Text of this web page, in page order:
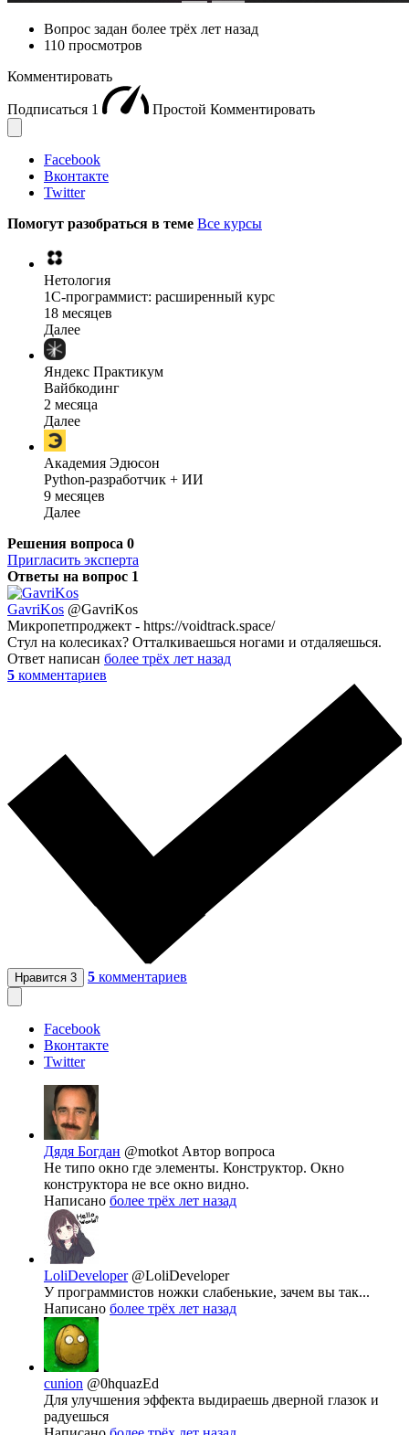
Вопрос задан более трёх лет назад
110 просмотров
Комментировать
Подписаться 1 Простой Комментировать
Facebook
Вконтакте
Twitter
Помогут разобраться в теме Все курсы
Нетология
1C-программист: расширенный курс
18 месяцев
Далее
Яндекс Практикум
Вайбкодинг
2 месяца
Далее
Академия Эдюсон
Python-разработчик + ИИ
9 месяцев
Далее
Решения вопроса 0
Пригласить эксперта
Ответы на вопрос 1
GavriKos @GavriKos
Микропетпроджект - https://voidtrack.space/
Стул на колесиках? Отталкиваешься ногами и отдаляешься.
Ответ написан более трёх лет назад
5 комментариев
Нравится 3 5 комментариев
Facebook
Вконтакте
Twitter
Дядя Богдан @motkot Автор вопроса
Не типо окно где элементы. Конструктор. Окно
конструктора не все окно видно.
Написано более трёх лет назад
LoliDeveloper @LoliDeveloper
У программистов ножки слабенькие, зачем вы так...
Написано более трёх лет назад
cunion @0hquazEd
Для улучшения эффекта выдираешь дверной глазок и
радуешься